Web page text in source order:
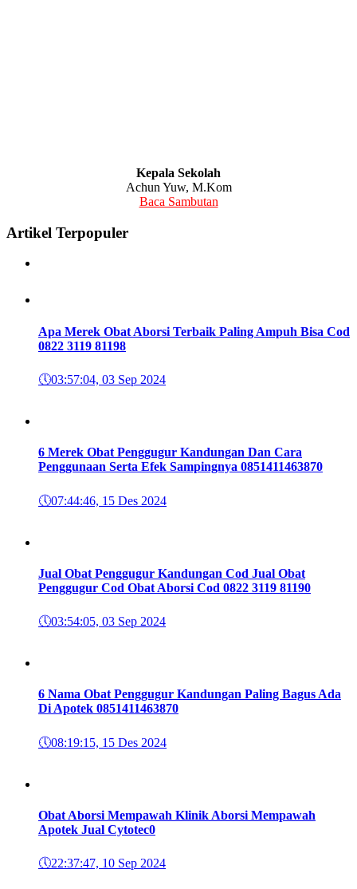
Kepala Sekolah
Achun Yuw, M.Kom
Baca Sambutan
Artikel Terpopuler
Apa Merek Obat Aborsi Terbaik Paling Ampuh Bisa Cod
0822 3119 81198
🕔03:57:04, 03 Sep 2024
6 Merek Obat Penggugur Kandungan Dan Cara
Penggunaan Serta Efek Sampingnya 0851411463870
🕔07:44:46, 15 Des 2024
Jual Obat Penggugur Kandungan Cod Jual Obat
Penggugur Cod Obat Aborsi Cod 0822 3119 81190
🕔03:54:05, 03 Sep 2024
6 Nama Obat Penggugur Kandungan Paling Bagus Ada
Di Apotek 0851411463870
🕔08:19:15, 15 Des 2024
Obat Aborsi Mempawah Klinik Aborsi Mempawah
Apotek Jual Cytotec0
🕔22:37:47, 10 Sep 2024